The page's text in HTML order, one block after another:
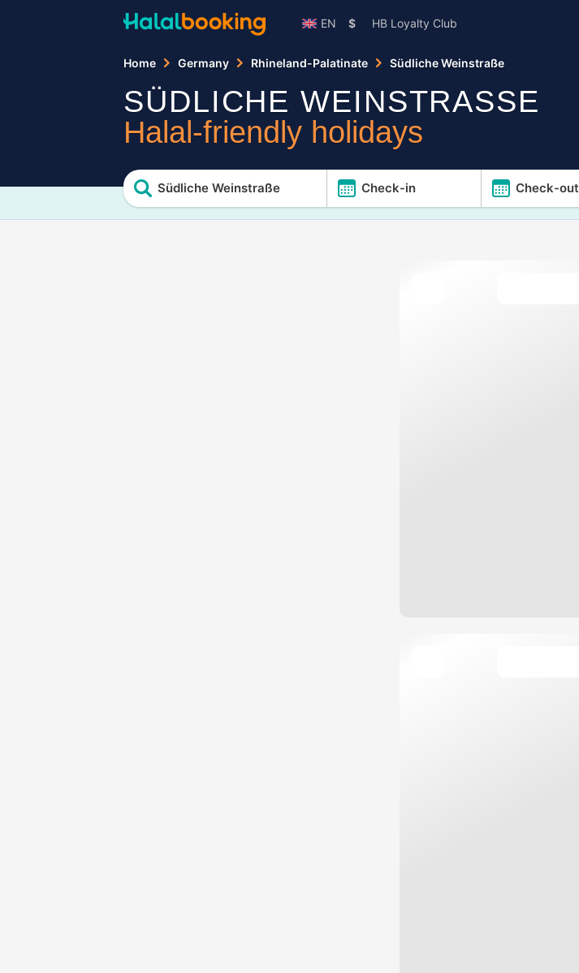
EN $ HB Loyalty Club
Home Germany Rhineland-Palatinate Südliche Weinstraße
SÜDLICHE WEINSTRASSE
Halal-friendly holidays
Südliche Weinstraße Check-in Check-out